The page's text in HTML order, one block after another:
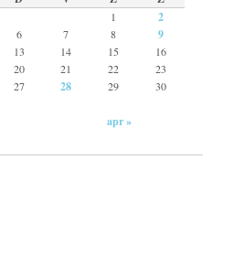
1 2
6 7 8 9
13 14 15
16
20 21 22
23
27 28 29 30
apr »